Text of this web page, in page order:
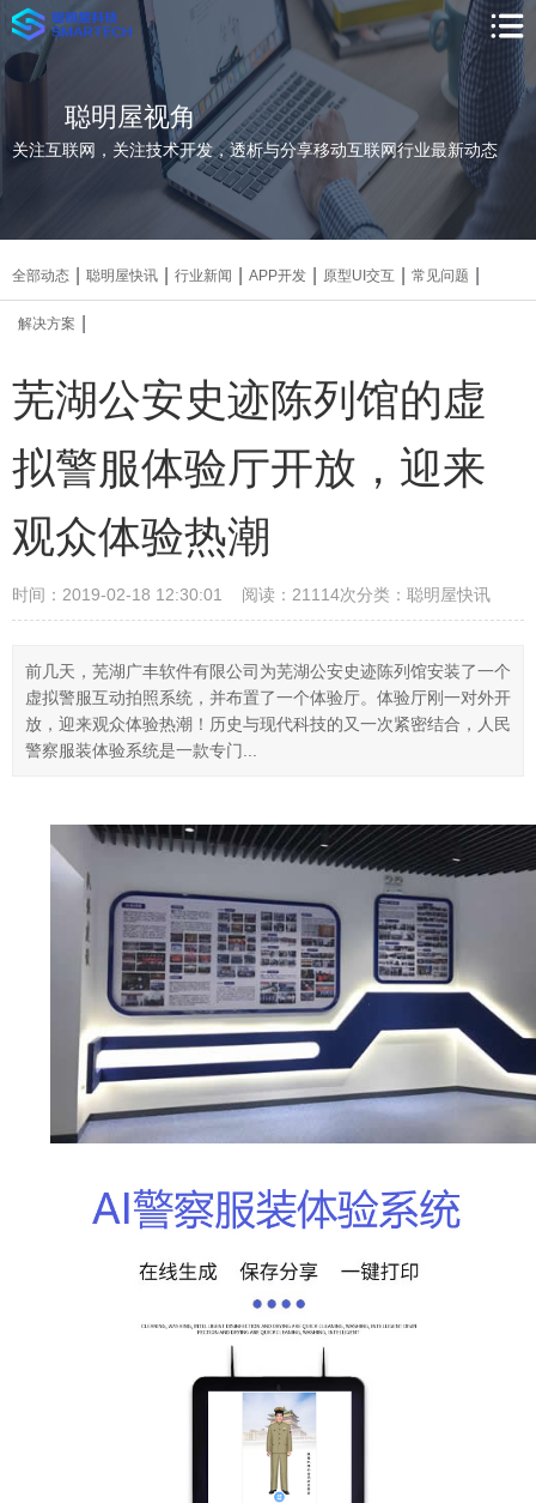
聪明屋视角
关注互联网，关注技术开发，透析与分享移动互联网行业最新动态
全部动态 聪明屋快讯 行业新闻 APP开发 原型UI交互 常见问题
解决方案
芜湖公安史迹陈列馆的虚
拟警服体验厅开放，迎来
观众体验热潮
时间：2019-02-18 12:30:01 阅读：21114次分类：聪明屋快讯
前几天，芜湖广丰软件有限公司为芜湖公安史迹陈列馆安装了一个
虚拟警服互动拍照系统，并布置了一个体验厅。体验厅刚一对外开
放，迎来观众体验热潮！历史与现代科技的又一次紧密结合，人民
警察服装体验系统是一款专门...